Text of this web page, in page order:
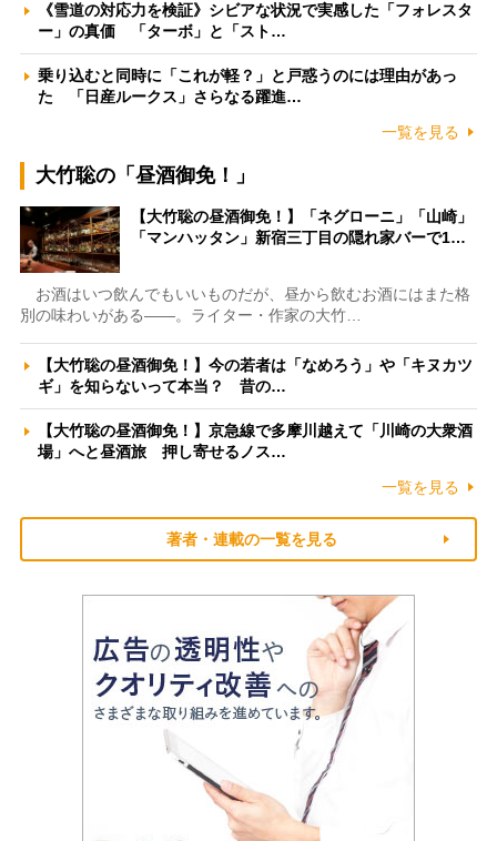
《雪道の対応力を検証》シビアな状況で実感した「フォレスタ
ー」の真価 「ターボ」と「スト…
乗り込むと同時に「これが軽？」と戸惑うのには理由があっ
た 「日産ルークス」さらなる躍進…
一覧を見る
大竹聡の「昼酒御免！」
【大竹聡の昼酒御免！】「ネグローニ」「山崎」
「マンハッタン」新宿三丁目の隠れ家バーで1…
お酒はいつ飲んでもいいものだが、昼から飲むお酒にはまた格
別の味わいがある――。ライター・作家の大竹…
【大竹聡の昼酒御免！】今の若者は「なめろう」や「キヌカツ
ギ」を知らないって本当？ 昔の…
【大竹聡の昼酒御免！】京急線で多摩川越えて「川崎の大衆酒
場」へと昼酒旅 押し寄せるノス…
一覧を見る
著者・連載の一覧を見る